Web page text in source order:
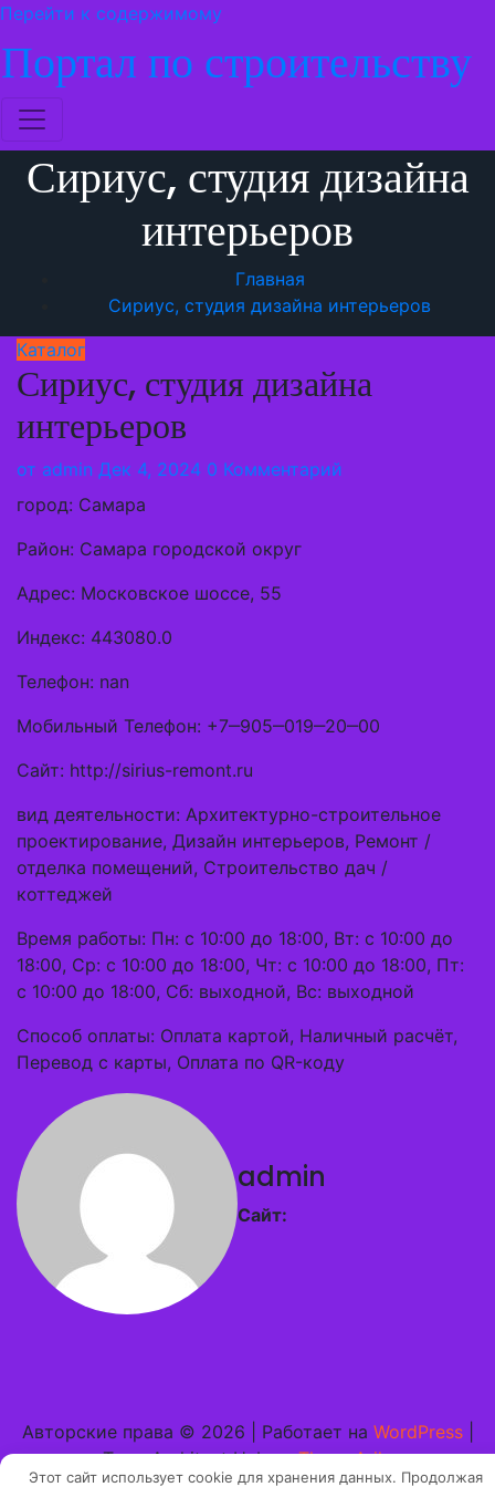
Перейти к содержимому
Портал по строительству
Сириус, студия дизайна
интерьеров
Главная
Сириус, студия дизайна интерьеров
Каталог
Сириус, студия дизайна
интерьеров
от admin Дек 4, 2024 0 Комментарий
город: Самара
Район: Самара городской округ
Адрес: Московское шоссе, 55
Индекс: 443080.0
Телефон: nan
Мобильный Телефон: +7‒905‒019‒20‒00
Сайт: http://sirius-remont.ru
вид деятельности: Архитектурно-строительное
проектирование, Дизайн интерьеров, Ремонт /
отделка помещений, Строительство дач /
коттеджей
Время работы: Пн: с 10:00 до 18:00, Вт: с 10:00 до
18:00, Ср: с 10:00 до 18:00, Чт: с 10:00 до 18:00, Пт:
с 10:00 до 18:00, Сб: выходной, Вс: выходной
Способ оплаты: Оплата картой, Наличный расчёт,
Перевод с карты, Оплата по QR-коду
admin
Сайт:
Авторские права © 2026 | Работает на WordPress
Тема Architect Hub отThemeArile
Этот сайт использует cookie для хранения данных. Продолжая